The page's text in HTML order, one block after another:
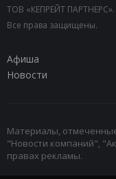
ТОВ «КЕПРЕЙТ ПАРТНЕРС».
Все права защищены.
Афиша
Новости
Материалы,
"Новости компаний",
правах рекламы.